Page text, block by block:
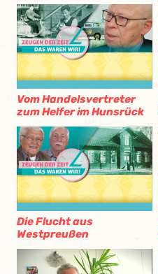
Vom Handelsvertreter
zum Helfer im Hunsrück
Die Flucht aus
Westpreußen